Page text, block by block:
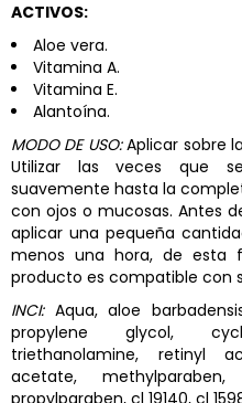
ACTIVOS:
Aloe vera.
Vitamina A.
Vitamina E.
Alantoína.
MODO DE USO:Aplicar sobre
Utilizar las veces que
suavemente hasta la
con ojos o mucosas. Antes
aplicar una pequeña
menos una hora, de esta
producto es compatible con
INCI: Aqua, aloe
propylene glycol,
triethanolamine, retinyl
acetate,
propylparaben, cl 19140, cl